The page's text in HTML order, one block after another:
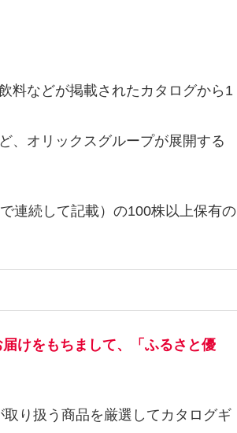
料などが掲載されたカタログから1
、オリックスグループが展開する
連続して記載）の100株以上保有の
けをもちまして、「ふるさと優
り扱う商品を厳選してカタログギ